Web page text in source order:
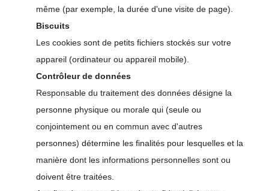
même (par exemple, la durée d'une visite de page).
Biscuits
Les cookies sont de petits fichiers stockés sur votre
appareil (ordinateur ou appareil mobile).
Contrôleur de données
Responsable du traitement des données désigne la
personne physique ou morale qui (seule ou
conjointement ou en commun avec d'autres
personnes) détermine les finalités pour lesquelles et la
manière dont les informations personnelles sont ou
doivent être traitées.